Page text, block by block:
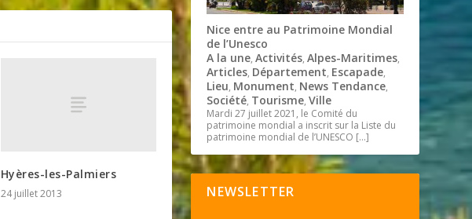
Hyères-les-Palmiers
24 juillet 2013
Nice entre au Patrimoine Mondial
de l’Unesco
A la une,Activités,Alpes-Maritimes,
Articles, Département, Escapade,
Lieu, Monument, News Tendance,
Société, Tourisme,Ville
Mardi 27 juillet 2021, le Comité du
patrimoine mondial a inscrit sur la Liste du
patrimoine mondial de l’UNESCO […]
NEWSLETTER